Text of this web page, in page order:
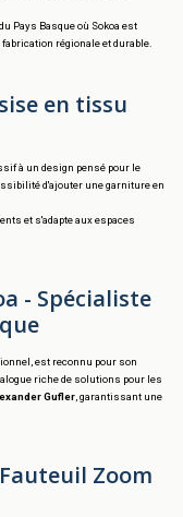
Pays Basque où Sokoa est
régionale et durable.
en tissu
à un design pensé pour le
d'ajouter une garniture en
et s'adapte aux espaces
- Spécialiste
est reconnu pour son
riche de solutions pour les
Gufler , garantissant une
Zoom